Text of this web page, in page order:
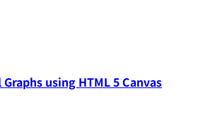
using HTML 5 Canvas